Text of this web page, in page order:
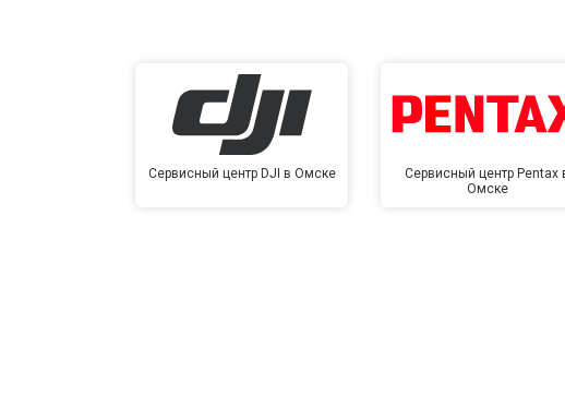
Сервисный центр DJI в Омске
Сервисный центр Pentax
Омске